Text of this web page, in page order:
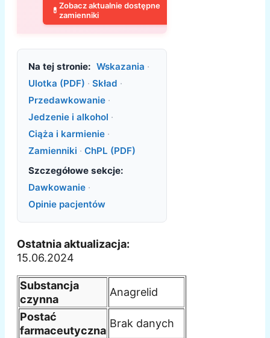
💊 Zobacz aktualnie dostępne
zamienniki
Na tej stronie: Wskazania ·
Ulotka (PDF) · Skład ·
Przedawkowanie ·
Jedzenie i alkohol ·
Ciąża i karmienie ·
Zamienniki · ChPL (PDF)
Szczegółowe sekcje:
Dawkowanie ·
Opinie pacjentów
Ostatnia aktualizacja:
15.06.2024
Substancja
czynna
Anagrelid
Postać
farmaceutyczna
Brak danych